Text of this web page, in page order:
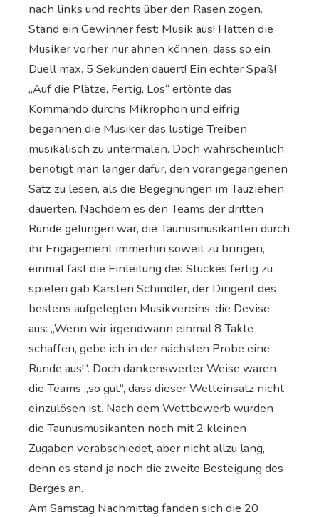
nach links und rechts über den Rasen zogen.
Stand ein Gewinner fest: Musik aus! Hätten die
Musiker vorher nur ahnen können, dass so ein
Duell max. 5 Sekunden dauert! Ein echter Spaß!
„Auf die Plätze, Fertig, Los“ ertönte das
Kommando durchs Mikrophon und eifrig
begannen die Musiker das lustige Treiben
musikalisch zu untermalen. Doch wahrscheinlich
benötigt man länger dafür, den vorangegangenen
Satz zu lesen, als die Begegnungen im Tauziehen
dauerten. Nachdem es den Teams der dritten
Runde gelungen war, die Taunusmusikanten durch
ihr Engagement immerhin soweit zu bringen,
einmal fast die Einleitung des Stückes fertig zu
spielen gab Karsten Schindler, der Dirigent des
bestens aufgelegten Musikvereins, die Devise
aus: „Wenn wir irgendwann einmal 8 Takte
schaffen, gebe ich in der nächsten Probe eine
Runde aus!“. Doch dankenswerter Weise waren
die Teams „so gut“, dass dieser Wetteinsatz nicht
einzulösen ist. Nach dem Wettbewerb wurden
die Taunusmusikanten noch mit 2 kleinen
Zugaben verabschiedet, aber nicht allzu lang,
denn es stand ja noch die zweite Besteigung des
Berges an.
Am Samstag Nachmittag fanden sich die 20